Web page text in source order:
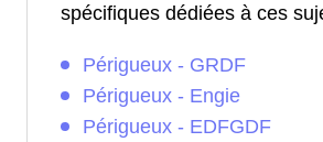
spécifiques dédiées à ces
Périgueux - GRDF
Périgueux - Engie
Périgueux - EDFGDF